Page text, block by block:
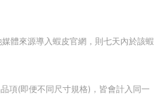
體來源導入蝦皮官網，則七天內於該蝦
項(即便不同尺寸規格)，皆會計入同一